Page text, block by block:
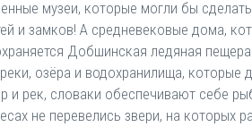
музеи, которые могли бы
и замков! А средневековые дома,
Добшинская ледяная
озёра и водохранилища,
и рек, словаки обеспечивают себе
не перевелись звери, на которых